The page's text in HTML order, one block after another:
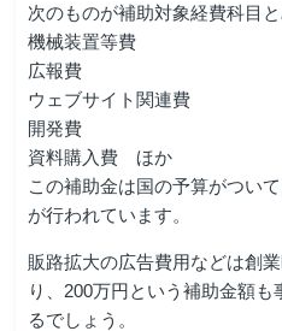
次のものが補助対象経費科目と
機械装置等費
広報費
ウェブサイト関連費
開発費
資料購入費 ほか
この補助金は国の予算がつい
が行われています。
販路拡大の広告費用などは創
り、200万円という補助金額
るでしょう。